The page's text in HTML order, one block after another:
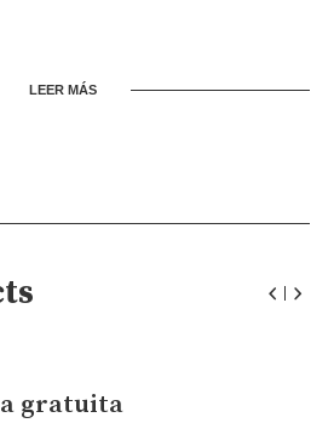
LEER MÁS
gratuita